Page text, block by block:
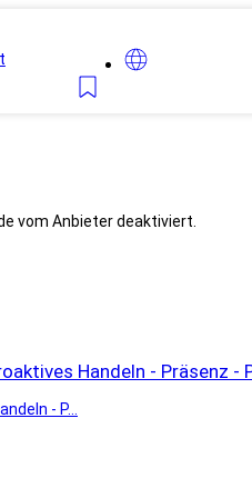
vom Anbieter deaktiviert.
Handeln - Präsenz -
- P...